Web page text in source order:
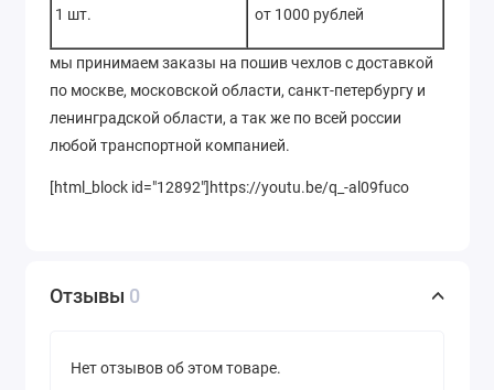
1 шт. от 1000 рублей
мы принимаем заказы на пошив чехлов с доставкой
по москве, московской области, санкт-петербургу и
ленинградской области, а так же по всей россии
любой транспортной компанией.
[html_block id="12892"]https://youtu.be/q_-al09fuco
Отзывы 0
Нет отзывов об этом товаре.